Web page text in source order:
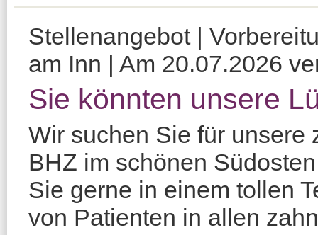
Stellenangebot |
am Inn | Am 20.07.2026
Sie könnten unsere
Wir suchen Sie für unsere
BHZ im schönen
Sie gerne in einem tollen
von Patienten in allen